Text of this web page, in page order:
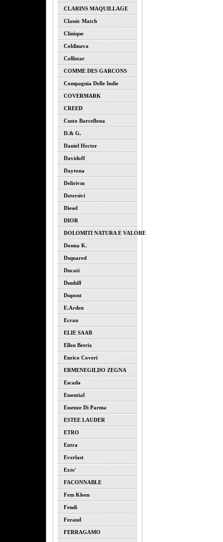
CLARINS MAQUILLAGE
Classic Match
Clinique
Coldinava
Collistar
COMME DES GARCONS
Compagnia Delle Indie
COVERMARK
CREED
Custo Barcellona
D.& G.
Daniel Hecter
Davidoff
Daytona
Delirivm
Detersivi
Diesel
DIOR
DOLOMITI NATURA E VALORE
Donna K.
Dsquared
Ducati
Dunhill
Dupont
E.arden
Ecran
ELIE SAAB
Ellen Betrix
Enrico Coveri
ERMENEGILDO ZEGNA
Escada
Essential
Essenze Di Parma
ESTEE LAUDER
ETRO
Eutra
Everlast
Exte'
FACONNABLE
Fem Kleen
Fendi
Feraud
FERRAGAMO